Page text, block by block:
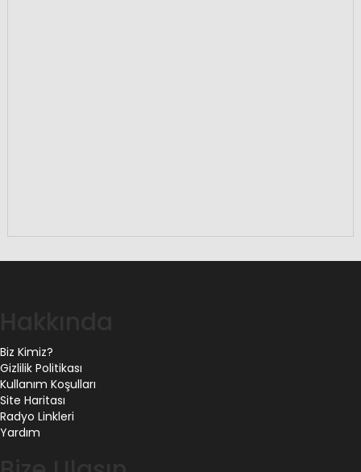
Biz Kimiz?
Gizlilik Politikası
Kullanım Koşulları
Site Haritası
Radyo Linkleri
Yardım